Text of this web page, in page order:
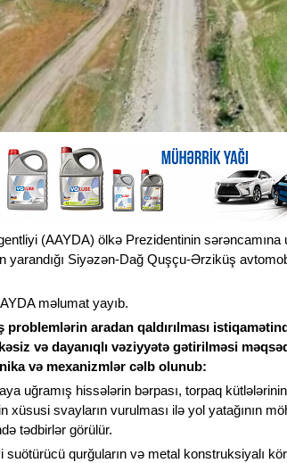
(AAYDA) ölkə Prezidentinin sərəncamına
yarandığı Siyəzən-Dağ Quşçu-Ərziküş
məlumat yayıb.
problemlərin aradan qaldırılması
və dayanıqlı vəziyyətə gətirilməsi
və mexanizmlər cəlb olunub:
uğramış hissələrin bərpası, torpaq
xüsusi svayların vurulması ilə yol yatağının
tədbirlər görülür.
suötürücü qurğuların və metal konstruksiyalı